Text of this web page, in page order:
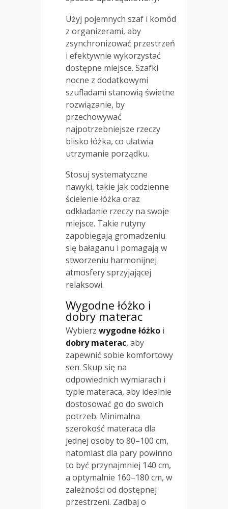
Użyj pojemnych szaf i komód
z organizerami, aby
zsynchronizować przestrzeń
i efektywnie wykorzystać
dostępne miejsce. Szafki
nocne z dodatkowymi
szufladami stanowią świetne
rozwiązanie, by
przechowywać
najpotrzebniejsze rzeczy
blisko łóżka, co ułatwia
utrzymanie porządku.
Stosuj systematyczne
nawyki, takie jak codzienne
ścielenie łóżka oraz
odkładanie rzeczy na swoje
miejsce. Takie rutyny
zapobiegają gromadzeniu
się bałaganu i pomagają w
stworzeniu harmonijnej
atmosfery sprzyjającej
relaksowi.
Wygodne łóżko i
dobry materac
Wybierz wygodne łóżko i
dobry materac, aby
zapewnić sobie komfortowy
sen. Skup się na
odpowiednich wymiarach i
typie materaca, aby idealnie
dostosować go do swoich
potrzeb. Minimalna
szerokość materaca dla
jednej osoby to 80–100 cm,
natomiast dla pary powinno
to być przynajmniej 140 cm,
a optymalnie 160–180 cm, w
zależności od dostępnej
przestrzeni. Zadbaj o